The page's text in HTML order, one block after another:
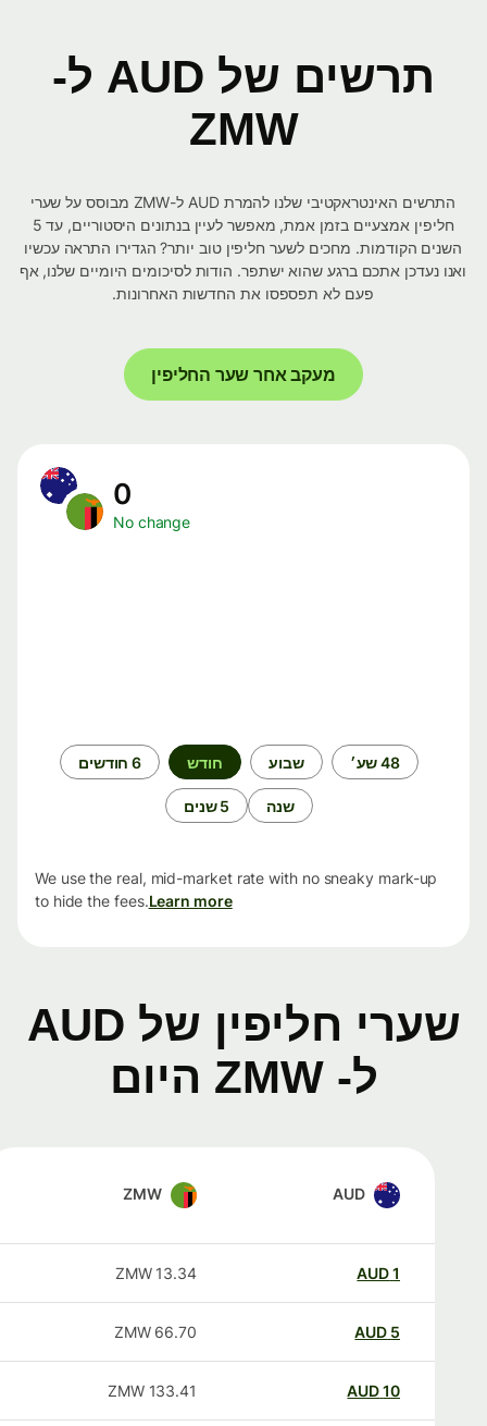
תרשים של AUD ל-
ZMW
התרשים האינטראקטיבי שלנו להמרת AUD ל-ZMW מבוסס על שערי
חליפין אמצעיים בזמן אמת, מאפשר לעיין בנתונים היסטוריים, עד 5
השנים הקודמות. מחכים לשער חליפין טוב יותר? הגדירו התראה עכשיו
ואנו נעדכן אתכם ברגע שהוא ישתפר. הודות לסיכומים היומיים שלנו, אף
פעם לא תפספסו את החדשות האחרונות.
מעקב אחר שער החליפין
No change
48 שע׳ שבוע חודש 6 חודשים
שנה 5 שנים
We use the real, mid-market rate with no sneaky mark-up
to hide the fees.Learn more
שערי חליפין של AUD
ל- ZMW היום
AUD
ZMW
AUD
13.34
ZMW
AUD
66.70
ZMW
AUD
133.41
ZMW